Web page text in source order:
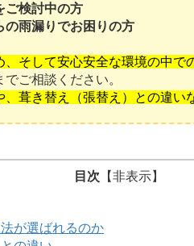
ご検討中の方
の雨漏りでお困りの方
、そして安心安全な環境の中で
ご相談ください。
、葺き替え（張替え）との違い
目次 【非表示】
が選ばれるのか